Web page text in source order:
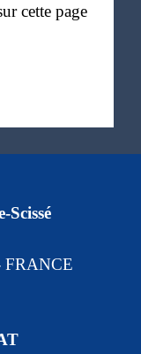
cette page
Scissé
FRANCE